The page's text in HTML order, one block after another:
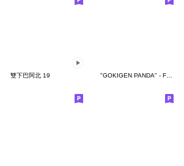
雙下巴阿北 19 "GOKIGEN PANDA" - Feeling / global